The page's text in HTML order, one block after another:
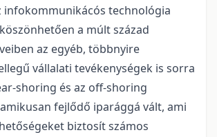
infokommunikácós technológia
a múlt század
az egyéb, többnyire
vállalati tevékenységek is sorra
shoring és az off-shoring
fejlődő iparággá vált, ami
biztosít számos